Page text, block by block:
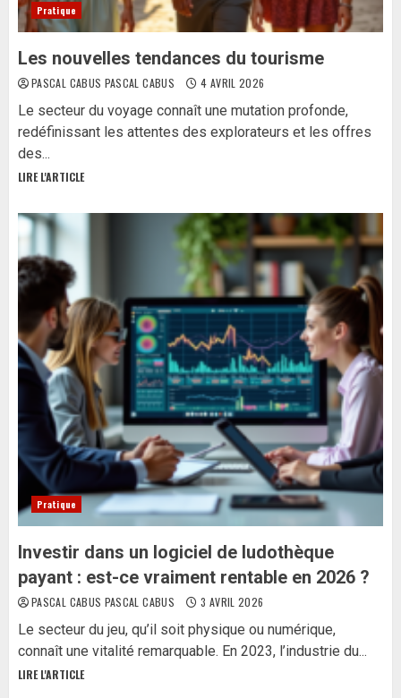
Pratique
Les nouvelles tendances du tourisme
PASCAL CABUS PASCAL CABUS 4 AVRIL 2026
Le secteur du voyage connaît une mutation profonde,
redéfinissant les attentes des explorateurs et les offres
des...
LIRE L'ARTICLE
Pratique
Investir dans un logiciel de ludothèque
payant : est-ce vraiment rentable en 2026 ?
PASCAL CABUS PASCAL CABUS 3 AVRIL 2026
Le secteur du jeu, qu’il soit physique ou numérique,
connaît une vitalité remarquable. En 2023, l’industrie du...
LIRE L'ARTICLE